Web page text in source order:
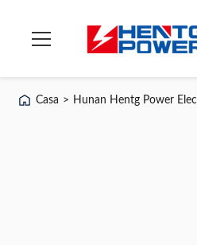
Casa > Hunan Hentg Power